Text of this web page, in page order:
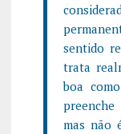
sentido
trata
boa
mas não